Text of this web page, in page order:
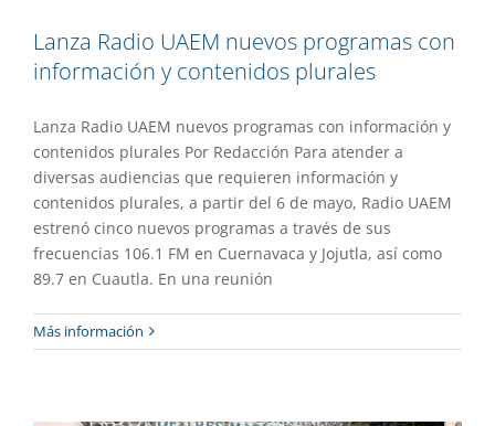
Lanza Radio UAEM nuevos programas con
información y contenidos plurales
Lanza Radio UAEM nuevos programas con información y
contenidos plurales Por Redacción Para atender a
diversas audiencias que requieren información y
contenidos plurales, a partir del 6 de mayo, Radio UAEM
estrenó cinco nuevos programas a través de sus
frecuencias 106.1 FM en Cuernavaca y Jojutla, así como
89.7 en Cuautla. En una reunión
Más información
Preparatoria de la UAEM fue centro de
operación para brigadas contra